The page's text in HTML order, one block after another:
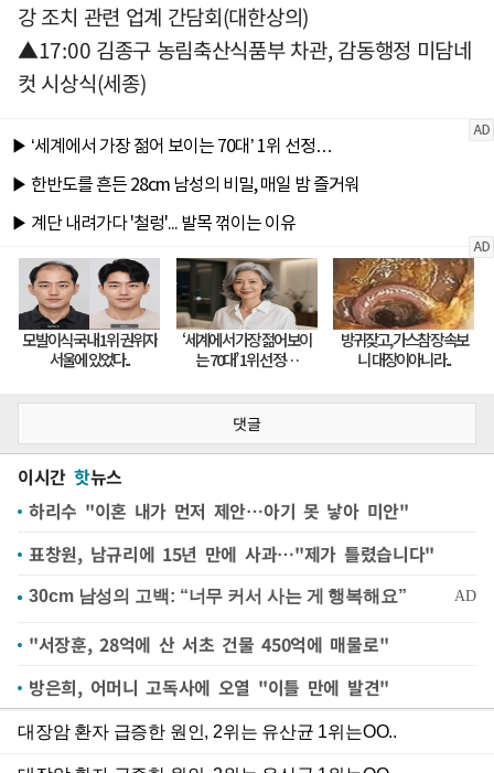
강 조치 관련 업계 간담회(대한상의)
▲17:00 김종구 농림축산식품부 차관, 감동행정 미담네
컷 시상식(세종)
댓글
이시간 핫뉴스
하리수 "이혼 내가 먼저 제안…아기 못 낳아 미안"
표창원, 남규리에 15년 만에 사과…"제가 틀렸습니다"
"서장훈, 28억에 산 서초 건물 450억에 매물로"
방은희, 어머니 고독사에 오열 "이틀 만에 발견"